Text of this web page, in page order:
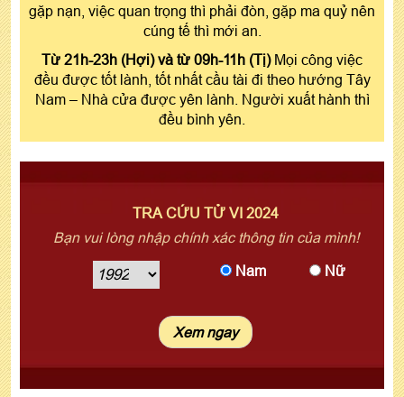
gặp nạn, việc quan trọng thì phải đòn, gặp ma quỷ nên
cúng tế thì mới an.
Từ 21h-23h (Hợi) và từ 09h-11h (Tị) Mọi công việc
đều được tốt lành, tốt nhất cầu tài đi theo hướng Tây
Nam – Nhà cửa được yên lành. Người xuất hành thì
đều bình yên.
TRA CỨU TỬ VI 2024
Bạn vui lòng nhập chính xác thông tin của mình!
Nam Nữ